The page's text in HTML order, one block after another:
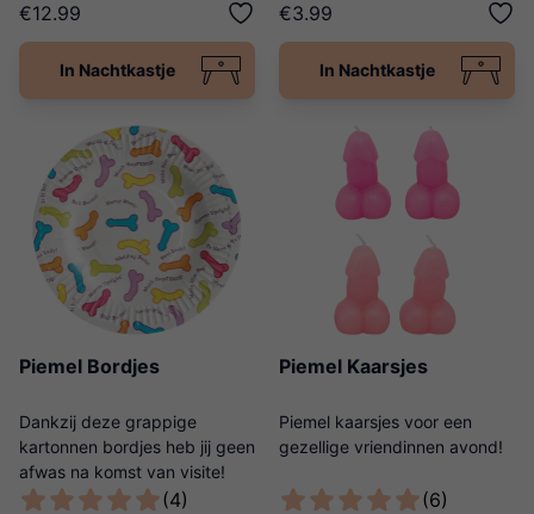
€12.99
In Nachtkastje
€3.99
In Nachtkastje
Piemel Bordjes
Dankzij deze grappige
kartonnen bordjes heb jij geen
afwas na komst van visite!
(4)
Piemel Kaarsjes
Piemel kaarsjes voor een
gezellige vriendinnen avond!
(6)